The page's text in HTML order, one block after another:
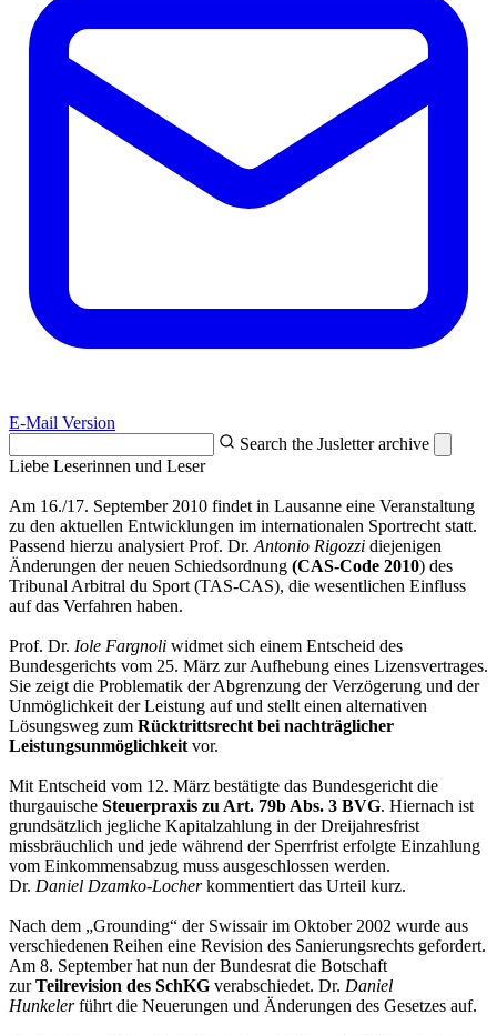
E-Mail Version
Search the Jusletter archive
Liebe Leserinnen und Leser
Am 16./17. September 2010 findet in Lausanne eine Veranstaltung
zu den aktuellen Entwicklungen im internationalen Sportrecht statt.
Passend hierzu analysiert Prof. Dr. Antonio Rigozzi diejenigen
Änderungen der neuen Schiedsordnung (CAS-Code 2010) des
Tribunal Arbitral du Sport (TAS-CAS), die wesentlichen Einfluss
auf das Verfahren haben.
Prof. Dr. Iole Fargnoli widmet sich einem Entscheid des
Bundesgerichts vom 25. März zur Aufhebung eines Lizensvertrages.
Sie zeigt die Problematik der Abgrenzung der Verzögerung und der
Unmöglichkeit der Leistung auf und stellt einen alternativen
Lösungsweg zum Rücktrittsrecht bei nachträglicher
Leistungsunmöglichkeit vor.
Mit Entscheid vom 12. März bestätigte das Bundesgericht die
thurgauische Steuerpraxis zu Art. 79b Abs. 3 BVG. Hiernach ist
grundsätzlich jegliche Kapitalzahlung in der Dreijahresfrist
missbräuchlich und jede während der Sperrfrist erfolgte Einzahlung
vom Einkommensabzug muss ausgeschlossen werden.
Dr. Daniel Dzamko-Locherkommentiert das Urteil kurz.
Nach dem „Grounding“ der Swissair im Oktober 2002 wurde aus
verschiedenen Reihen eine Revision des Sanierungsrechts gefordert.
Am 8. September hat nun der Bundesrat die Botschaft
zurTeilrevision des SchKG verabschiedet. Dr. Daniel
Hunkelerführt die Neuerungen und Änderungen des Gesetzes auf.